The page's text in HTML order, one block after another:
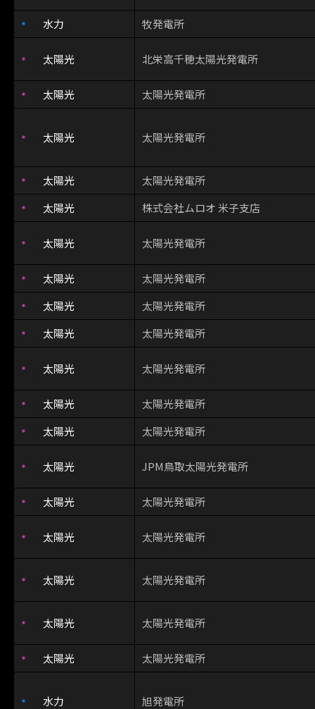
水力 牧発電所
太陽光 北栄高千穂太陽光発電所
太陽光 太陽光発電所
太陽光 太陽光発電所
太陽光
太陽光発電所
太陽光
株式会社ムロオ 米子支店
太陽光 太陽光発電所
太陽光
太陽光発電所
太陽光
太陽光発電所
太陽光
太陽光発電所
太陽光 太陽光発電所
太陽光
太陽光発電所
太陽光
太陽光発電所
太陽光 JPM鳥取太陽光発電所
太陽光 太陽光発電所
太陽光 太陽光発電所
太陽光 太陽光発電所
太陽光 太陽光発電所
太陽光 太陽光発電所
水力 旭発電所